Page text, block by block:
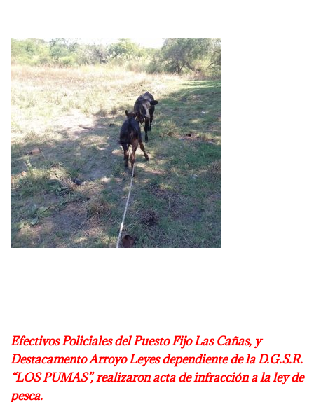
Efectivos Policiales del Puesto Fijo Las Cañas, y
Destacamento Arroyo Leyesdependiente de la D.G.S.R.
“LOS PUMAS”, realizaron acta de infracción a la ley de
pesca.